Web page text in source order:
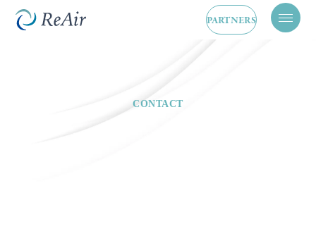
PARTNERS
メ
ニ
CONTACT